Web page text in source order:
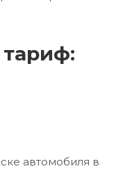
автомобиля в